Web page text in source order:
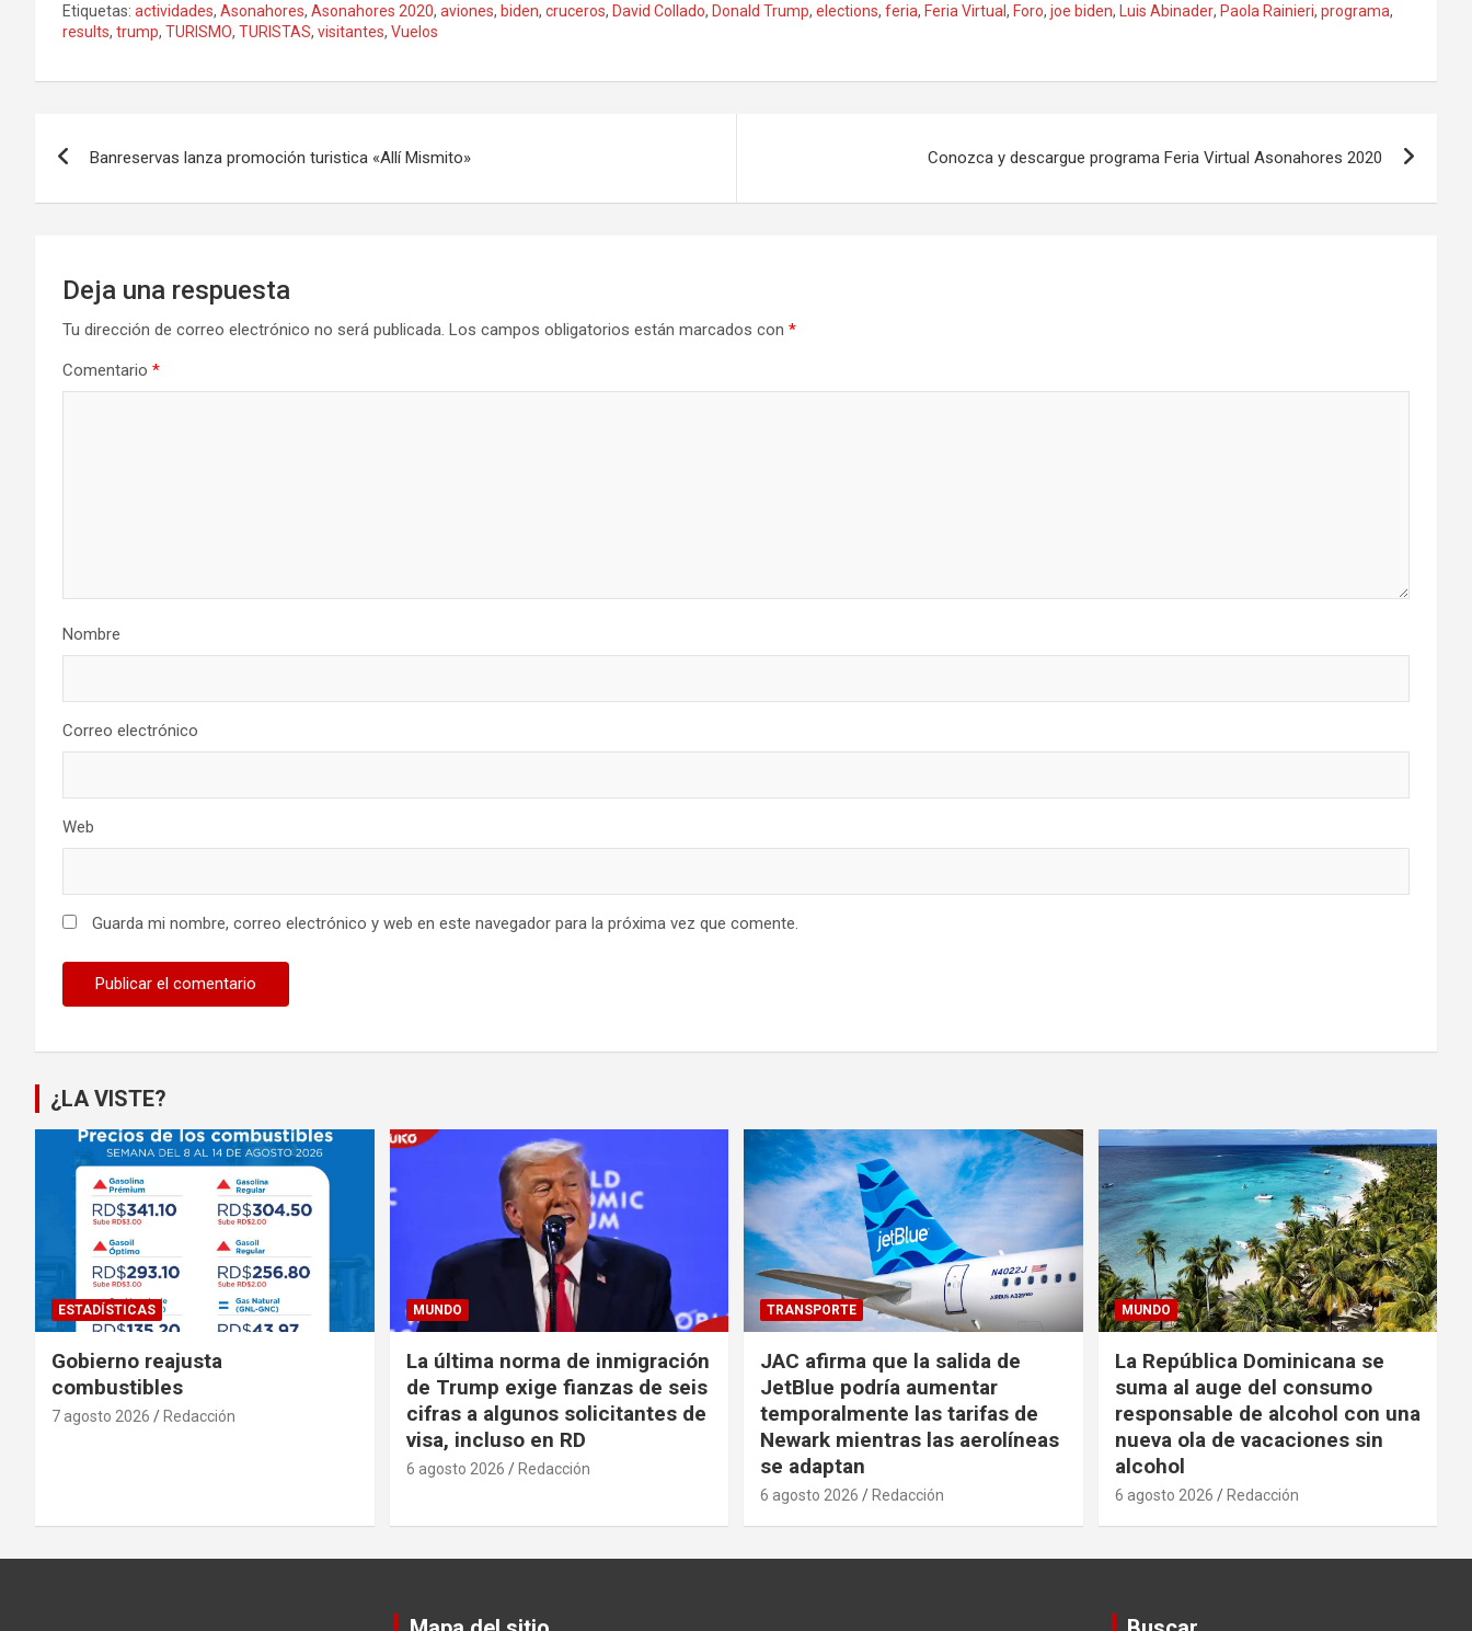
Etiquetas: actividades, Asonahores, Asonahores 2020, aviones, biden, cruceros, David Collado, Donald Trump, elections, feria, Feria Virtual , Foro, joe biden, Luis Abinader, Paola Rainieri, programa,
results, trump, TURISMO, TURISTAS, visitantes, Vuelos
Banreservas lanza promoción turistica «Allí Mismito» Conozca y descargue programa Feria Virtual Asonahores 2020
Deja una respuesta
Tu dirección de correo electrónico no será publicada. Los campos obligatorios están marcados con *
Comentario *
Nombre
Correo electrónico
Web
Guarda mi nombre, correo electrónico y web en este navegador para la próxima vez que comente.
¿LA VISTE?
ESTADÍSTICAS
Gobierno reajusta
combustibles
7 agosto 2026 Redacción
MUNDO
La última norma de inmigración
de Trump exige fianzas de seis
cifras a algunos solicitantes de
visa, incluso en RD
6 agosto 2026 Redacción
TRANSPORTE
JAC afirma que la salida de
JetBlue podría aumentar
temporalmente las tarifas de
Newark mientras las aerolíneas
se adaptan
6 agosto 2026 Redacción
MUNDO
La República Dominicana se
suma al auge del consumo
responsable de alcohol con una
nueva ola de vacaciones sin
alcohol
6 agosto 2026 Redacción